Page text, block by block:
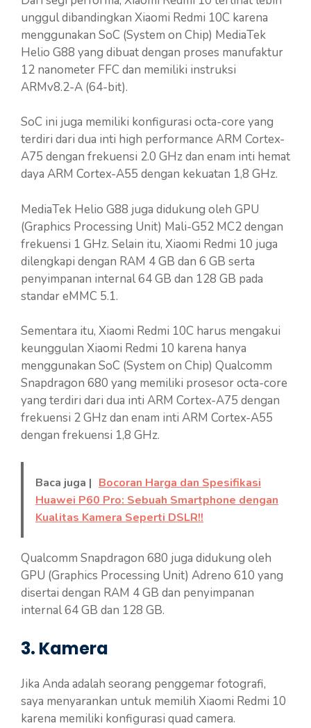
unggul dibandingkan Xiaomi Redmi 10C karena
menggunakan SoC (System on Chip) MediaTek
Helio G88 yang dibuat dengan proses manufaktur
12 nanometer FFC dan memiliki instruksi
ARMv8.2-A (64-bit).
SoC ini juga memiliki konfigurasi octa-core yang
terdiri dari dua inti high performance ARM Cortex-
A75 dengan frekuensi 2.0 GHz dan enam inti hemat
daya ARM Cortex-A55 dengan kekuatan 1,8 GHz.
MediaTek Helio G88 juga didukung oleh GPU
(Graphics Processing Unit) Mali-G52 MC2 dengan
frekuensi 1 GHz. Selain itu, Xiaomi Redmi 10 juga
dilengkapi dengan RAM 4 GB dan 6 GB serta
penyimpanan internal 64 GB dan 128 GB pada
standar eMMC 5.1.
Sementara itu, Xiaomi Redmi 10C harus mengakui
keunggulan Xiaomi Redmi 10 karena hanya
menggunakan SoC (System on Chip) Qualcomm
Snapdragon 680 yang memiliki prosesor octa-core
yang terdiri dari dua inti ARM Cortex-A75 dengan
frekuensi 2 GHz dan enam inti ARM Cortex-A55
dengan frekuensi 1,8 GHz.
Baca juga | Bocoran Harga dan Spesifikasi
Huawei P60 Pro: Sebuah Smartphone dengan
Kualitas Kamera Seperti DSLR!!
Qualcomm Snapdragon 680 juga didukung oleh
GPU (Graphics Processing Unit) Adreno 610 yang
disertai dengan RAM 4 GB dan penyimpanan
internal 64 GB dan 128 GB.
3. Kamera
Jika Anda adalah seorang penggemar fotografi,
saya menyarankan untuk memilih Xiaomi Redmi 10
karena memiliki konfigurasi quad camera.